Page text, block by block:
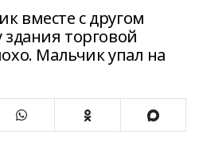
вместе с другом
торговой
Мальчик упал на